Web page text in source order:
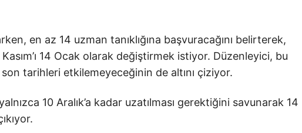
en az 14 uzman tanıklığına başvuracağını belirterek,
14 Ocak olarak değiştirmek istiyor. Düzenleyici, bu
tarihleri ​​etkilemeyeceğinin de altını çiziyor.
10 Aralık’a kadar uzatılması gerektiğini savunarak 14